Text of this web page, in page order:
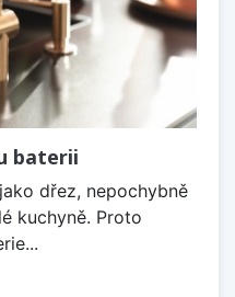
baterii
dřez, nepochybně
kuchyně. Proto